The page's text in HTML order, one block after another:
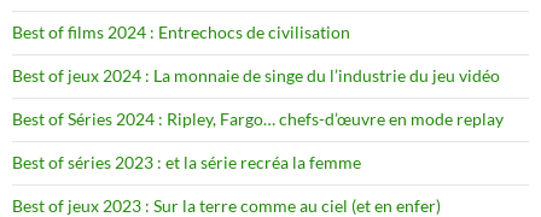
Best of films 2024 : Entrechocs de civilisation
Best of jeux 2024 : La monnaie de singe du l’industrie du jeu vidéo
Best of Séries 2024 : Ripley, Fargo… chefs-d’œuvre en mode replay
Best of séries 2023 : et la série recréa la femme
Best of jeux 2023 : Sur la terre comme au ciel (et en enfer)